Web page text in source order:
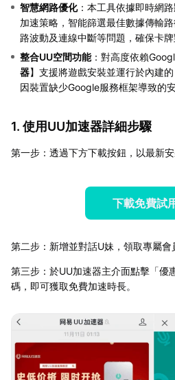
智慧網路優化：本工具依據即時網
加速策略，智能篩選最佳數據傳輸
路波動及連線中斷等問題，確保卡牌
整合UU空間功能：對高度依賴
器】支援將遊戲安裝並運行於內建
因裝置缺少Google服務框架導致的
1. 使用UU加速器詳細步驟
第一步：透過下方下載按鈕，以最新安
下載免費試
第二步：新增並對話U妹，領取專屬會
第三步：於UU加速器主介面點擊「優
碼，即可獲取免費加速時長。